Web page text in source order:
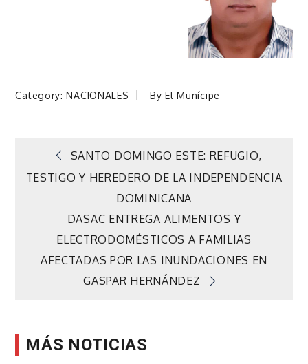
Category:NACIONALES ByEl Munícipe
Navegación
entradas
SANTO DOMINGO ESTE: REFUGIO,
TESTIGO Y HEREDERO DE LA INDEPENDENCIA
DOMINICANA
DASAC ENTREGA ALIMENTOS Y
ELECTRODOMÉSTICOS A FAMILIAS
AFECTADAS POR LAS INUNDACIONES EN
GASPAR HERNÁNDEZ
MÁS NOTICIAS